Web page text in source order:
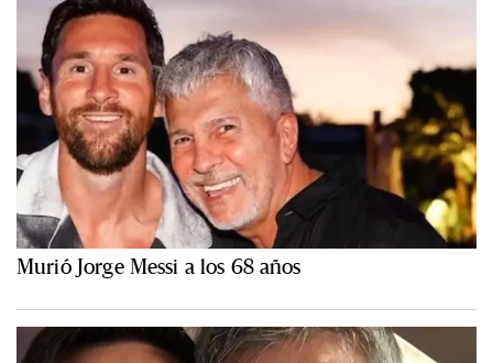
Murió Jorge Messi a los 68 años